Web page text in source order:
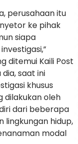
perusahaan itu
ke pihak
siapa
ditemui Kaili Post
saat ini
khusus
dilakukan oleh
dari beberapa
lingkungan hidup,
modal